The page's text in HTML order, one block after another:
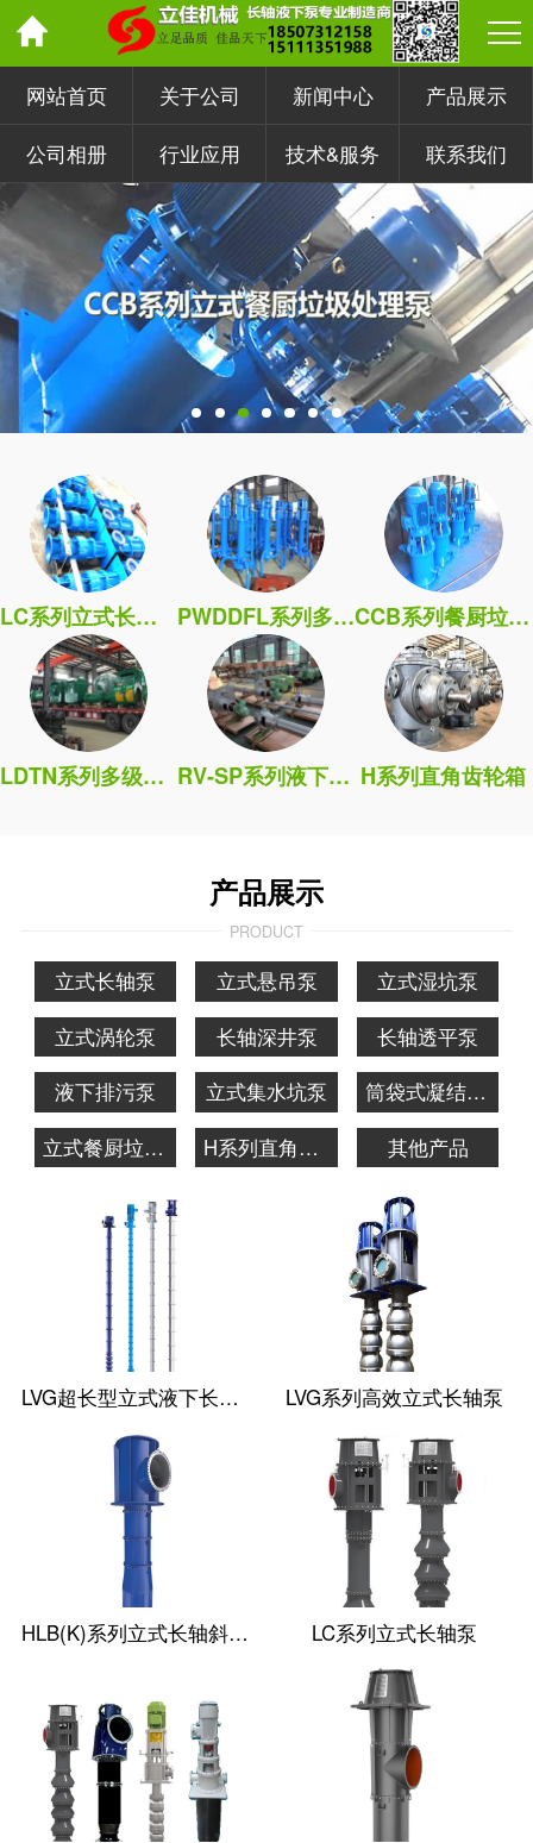
网站首页 关于公司 新闻中心 产品展示
公司相册 行业应用 技术&服务 联系我们
LC系列立式长轴泵 PWDDFL系列多吸头排污泵 CCB系列餐厨垃圾处理泵
LDTN系列多级筒袋式凝泵 RV-SP系列液下污水泵 H系列直角齿轮箱
产品展示
PRODUCT
立式长轴泵 立式悬吊泵
立式湿坑泵
立式涡轮泵
长轴深井泵
长轴透平泵
液下排污泵
立式集水坑泵
筒袋式凝结水泵
立式餐厨垃圾泵
H系列直角齿轮箱 其他产品
LVG超长型立式液下长轴泵 LVG系列高效立式长轴泵
HLB(K)系列立式长轴斜流泵 LC系列立式长轴泵